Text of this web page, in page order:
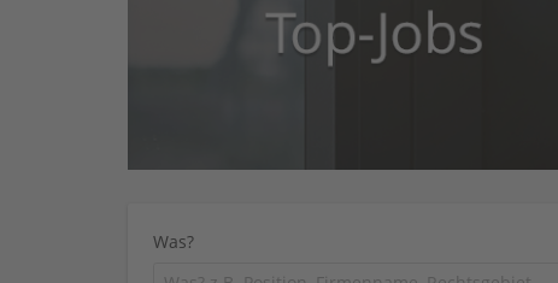
Was?